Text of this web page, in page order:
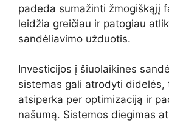
padeda sumažinti žmogiškąjį
leidžia greičiau ir patogiau
sandėliavimo užduotis.
Investicijos į šiuolaikines
sistemas gali atrodyti didelės,
atsiperka per optimizaciją ir
našumą. Sistemos diegimas